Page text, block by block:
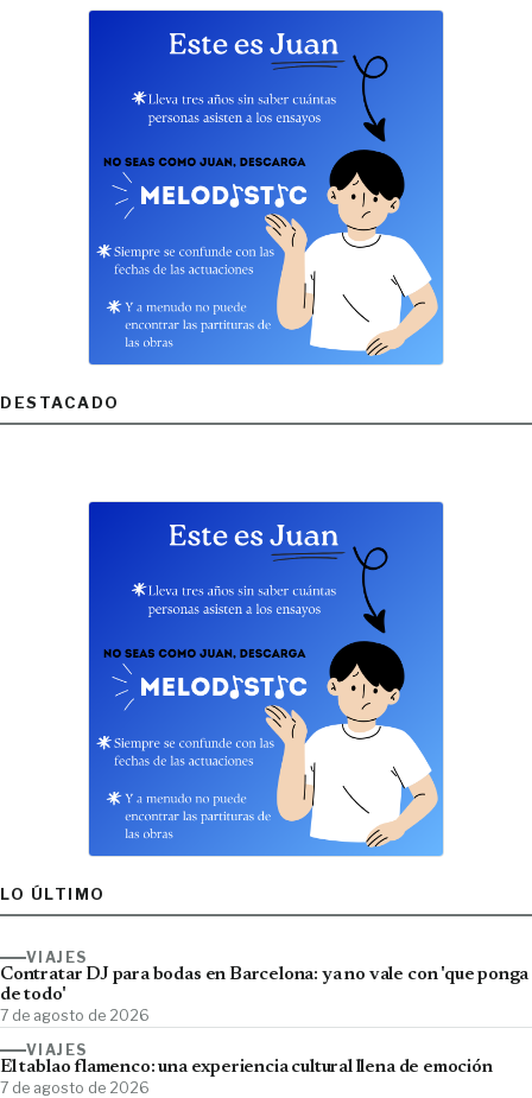
DESTACADO
LO ÚLTIMO
VIAJES
Contratar DJ para bodas en Barcelona: ya no vale con 'que ponga
de todo'
7 de agosto de 2026
VIAJES
El tablao flamenco: una experiencia cultural llena de emoción
7 de agosto de 2026